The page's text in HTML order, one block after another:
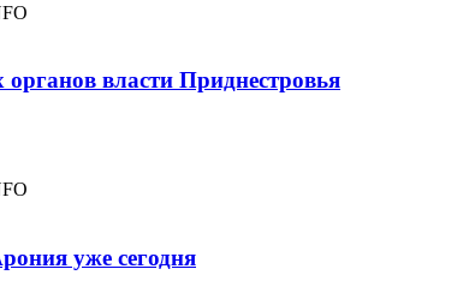
власти Приднестровья
уже сегодня